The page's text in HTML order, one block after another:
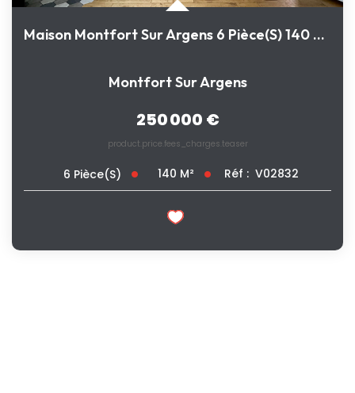
Maison Montfort Sur Argens 6 Pièce(s) 140 M2
Montfort Sur Argens
250 000 €
product.price.fees_charges.teaser
6 Pièce(s) 140 M² Réf : V02832